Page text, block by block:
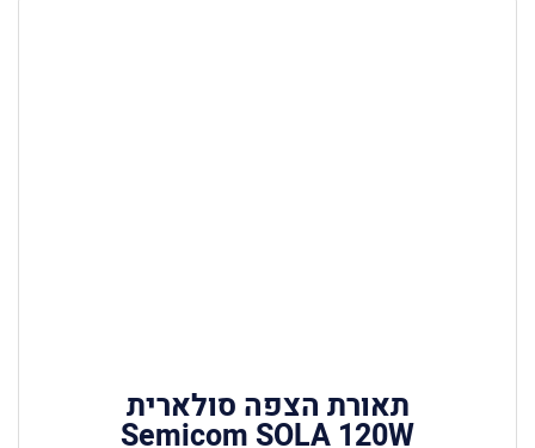
תאורת הצפה סולארית
Semicom SOLA 120W